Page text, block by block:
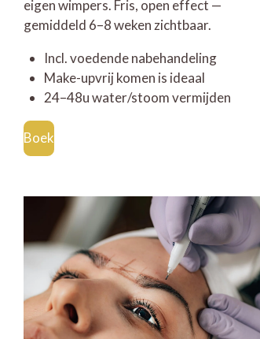
eigen wimpers. Fris, open effect —
gemiddeld 6–8 weken zichtbaar.
Incl. voedende nabehandeling
Make-upvrij komen is ideaal
24–48u water/stoom vermijden
Boek